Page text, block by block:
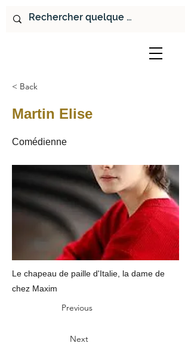
< Back
Martin Elise
Comédienne
Le chapeau de paille d'Italie, la dame de
chez Maxim
Previous
Next